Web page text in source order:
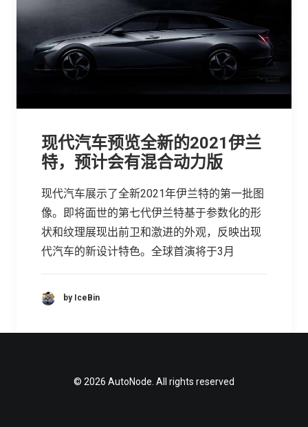
现代汽车预览全新的2021伊兰
特，预计会有混合动力版
现代汽车展示了全新2021年伊兰特的第一批图
像。即将面世的第七代伊兰特基于参数化的形
状和纹理展现出前卫和激进的外观，反映出现
代汽车的新设计特色。全球首演将于3月
by IceBin
© 2026 AutoNode. All rights reserved